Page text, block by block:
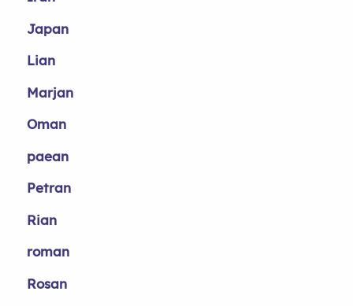
Japan
Lian
Marjan
Oman
paean
Petran
Rian
roman
Rosan